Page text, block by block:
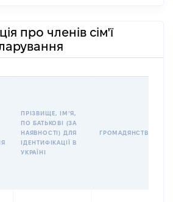
про членів сім'ї
ПРІЗВИЩЕ, ІМʼЯ,
ПО БАТЬКОВІ (ЗА
НАЯВНОСТІ) ДЛЯ
ІДЕНТИФІКАЦІЇ В
УКРАЇНІ
ГРОМАДЯНСТВО